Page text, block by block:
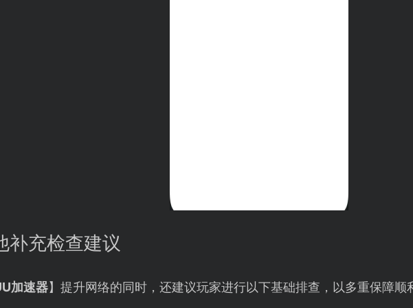
补充检查建议
加速器】提升网络的同时，还建议玩家进行以下基础排查，以多重保障顺